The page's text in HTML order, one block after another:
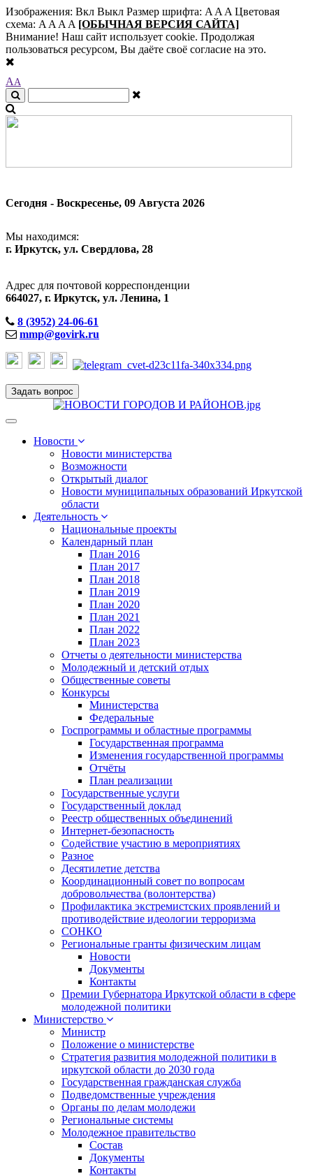
Изображения: Вкл Выкл Размер шрифта: A A A Цветовая
схема: A A A A [ОБЫЧНАЯ ВЕРСИЯ САЙТА]
Внимание! Наш сайт использует cookie. Продолжая
пользоваться ресурсом, Вы даёте своё согласие на это.
AA
Сегодня - Воскресенье, 09 Августа 2026
Мы находимся:
г. Иркутск, ул. Свердлова, 28
Адрес для почтовой корреспонденции
664027, г. Иркутск, ул. Ленина, 1
8 (3952) 24-06-61
mmp@govirk.ru
Задать вопрос
Toggle
navigationНовости
Новости министерства
Возможности
Открытый диалог
Новости муниципальных образований Иркутской
области
Деятельность
Национальные проекты
Календарный план
План 2016
План 2017
План 2018
План 2019
План 2020
План 2021
План 2022
План 2023
Отчеты о деятельности министерства
Молодежный и детский отдых
Общественные советы
Конкурсы
Министерства
Федеральные
Госпрограммы и областные программы
Государственная программа
Изменения государственной программы
Отчёты
План реализации
Государственные услуги
Государственный доклад
Реестр общественных объединений
Интернет-безопасность
Содействие участию в мероприятиях
Разное
Десятилетие детства
Координационный совет по вопросам
добровольчества (волонтерства)
Профилактика экстремистских проявлений и
противодействие идеологии терроризма
СОНКО
Региональные гранты физическим лицам
Новости
Документы
Контакты
Премии Губернатора Иркутской области в сфере
молодежной политики
Министерство
Министр
Положение о министерстве
Стратегия развития молодежной политики в
иркутской области до 2030 года
Государственная гражданская служба
Подведомственные учреждения
Органы по делам молодежи
Региональные системы
Молодежное правительство
Состав
Документы
Контакты